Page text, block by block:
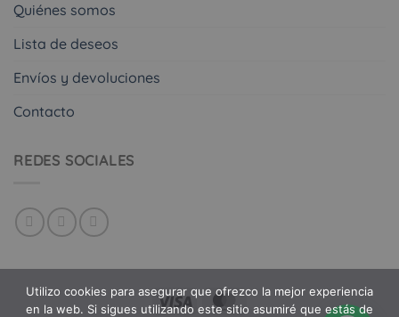
Quiénes somos
Lista de deseos
Envíos y devoluciones
Contacto
REDES SOCIALES
Utilizo cookies para asegurar que ofrezco la mejor experiencia
en la web. Si sigues utilizando este sitio asumiré que estás de